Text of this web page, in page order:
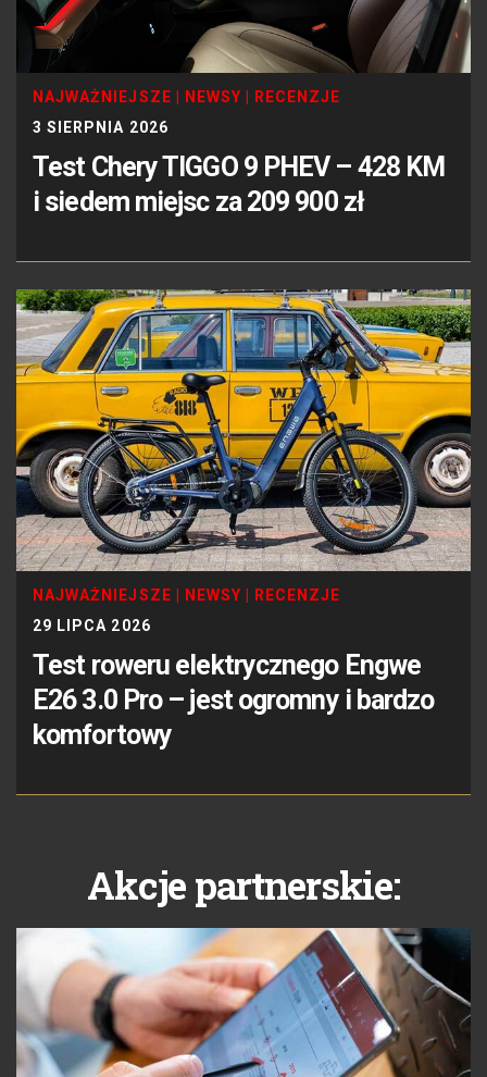
NAJWAŻNIEJSZE NEWSY
RECENZJE
3 SIERPNIA 2026
Test Chery TIGGO 9 PHEV – 428 KM
i siedem miejsc za 209 900 zł
NAJWAŻNIEJSZE NEWSY
RECENZJE
29 LIPCA 2026
Test roweru elektrycznego Engwe
E26 3.0 Pro – jest ogromny i bardzo
komfortowy
Akcje partnerskie: